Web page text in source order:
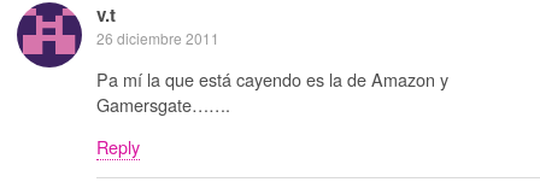
v.t
26 diciembre 2011
Pa mí la que está cayendo es la de Amazon y
Gamersgate…….
Reply